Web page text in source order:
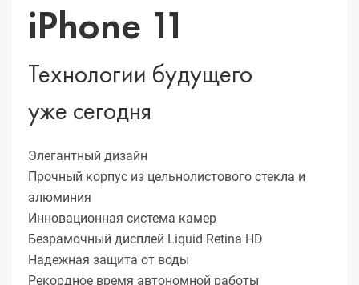
iPhone 11
Технологии будущего
уже сегодня
Элегантный дизайн
Прочный корпус из цельнолистового стекла и
алюминия
Инновационная система камер
Безрамочный дисплей Liquid Retina HD
Надежная защита от воды
Рекордное время автономной работы